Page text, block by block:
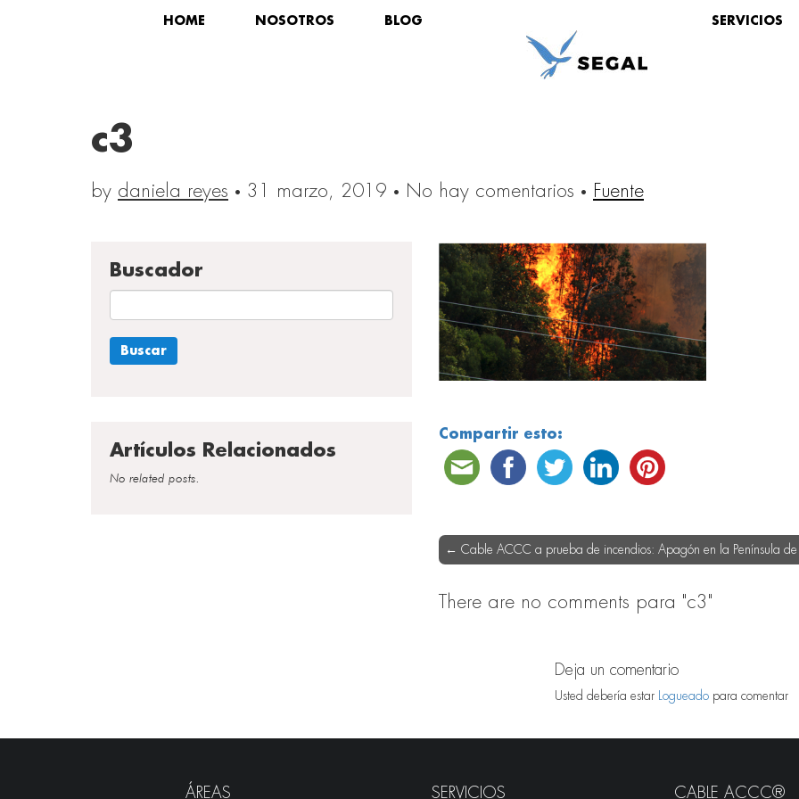
HOME NOSOTROS BLOG SERVICIOS
c3
by daniela reyes · 31 marzo, 2019 · No hay comentarios · Fuente
Buscador
Artículos Relacionados
No related posts.
Compartir esto:
← Cable ACCC a prueba de incendios: Apagón en la Península de
There are no comments para "c3"
Deja un comentario
Usted debería estar Logueado para comentar
ÁREAS SERVICIOS CABLE ACCC®